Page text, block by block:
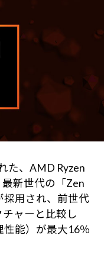
た、AMD Ryzen
新世代の「Zen
採用され、前世代
ャーと比較し
性能）が最大16％